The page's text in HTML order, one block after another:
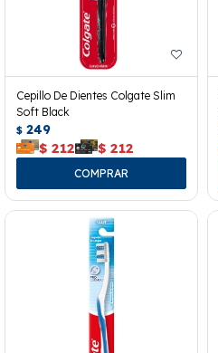
Cepillo De Dientes Colgate Slim
Soft Black
$ 249
$ 212 $ 212